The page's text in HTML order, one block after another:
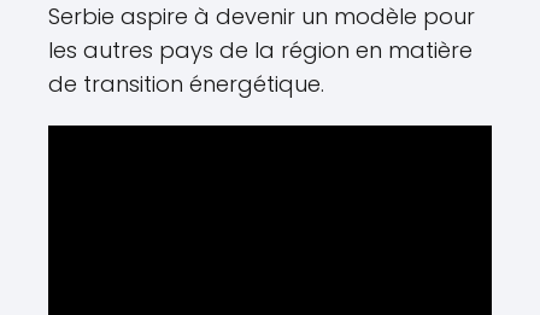
Serbie aspire à devenir un modèle pour
les autres pays de la région en matière
de transition énergétique.